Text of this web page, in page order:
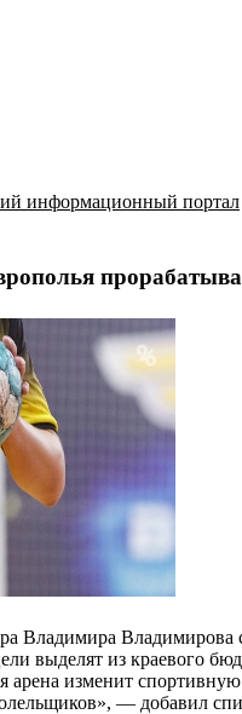
информационный портал
Владимира Владимирова
выделят из краевого
арена изменит
— добавил